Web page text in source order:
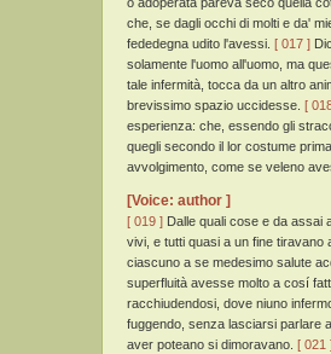
che, se dagli occhi di molti e da'
fededegna udito l'avessi. [ 017 ]
solamente l'uomo all'uomo, ma
tale infermità, tocca da un altro
brevissimo spazio uccidesse. [
esperienza: che, essendo gli
quegli secondo il lor costume
avvolgimento, come se veleno
[Voice: author ]
[ 019 ] Dalle quali cose e da assai
vivi, e tutti quasi a un fine
ciascuno a se medesimo salute
superfluità avesse molto a cosí
racchiudendosi, dove niuno
fuggendo, senza lasciarsi parlare
aver poteano si dimoravano. [ 021